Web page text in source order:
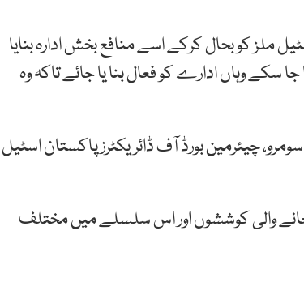
کو بحال کرکے اسے منافع بخش ادارہ بنایا
سکے وہاں ادارے کو فعال بنا یا جائے تاکہ وہ
چیئرمین بورڈ آف ڈائریکٹرز پاکستان اسٹیل
والی کوششوں اور اس سلسلے میں مختلف